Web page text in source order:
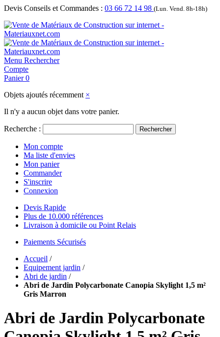
Devis Conseils et Commandes : 03 66 72 14 98 (Lun. Vend. 8h-18h)
Menu Rechercher
Compte
Panier 0
Objets ajoutés récemment ×
Il n'y a aucun objet dans votre panier.
Recherche : Rechercher
Mon compte
Ma liste d'envies
Mon panier
Commander
S'inscrire
Connexion
Devis Rapide
Plus de 10.000 références
Livraison à domicile ou Point Relais
Paiements Sécurisés
Accueil /
Equipement jardin /
Abri de jardin /
Abri de Jardin Polycarbonate Canopia Skylight 1,5 m²
Gris Marron
Abri de Jardin Polycarbonate